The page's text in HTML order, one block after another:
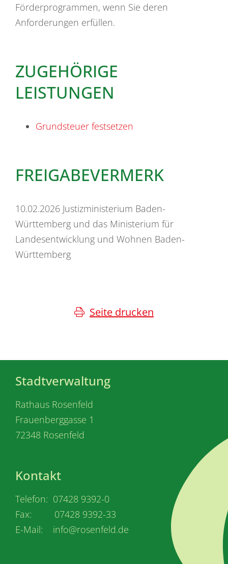
Förderprogrammen, wenn Sie deren
Anforderungen erfüllen.
ZUGEHÖRIGE
LEISTUNGEN
Grundsteuer festsetzen
FREIGABEVERMERK
10.02.2026 Justizministerium Baden-
Württemberg und das Ministerium für
Landesentwicklung und Wohnen Baden-
Württemberg
Seite drucken
Stadtverwaltung
Rathaus Rosenfeld
Frauenberggasse 1
72348 Rosenfeld
Kontakt
Telefon: 07428 9392-0
Fax: 07428 9392-33
E-Mail: info@rosenfeld.de